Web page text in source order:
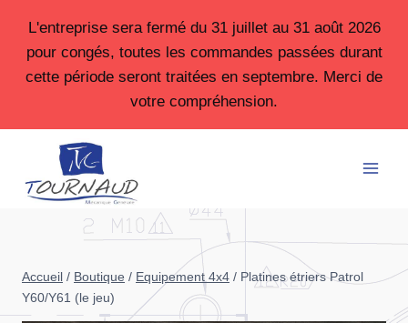
contenu
L'entreprise sera fermé du 31 juillet au 31 août 2026
pour congés, toutes les commandes passées durant
cette période seront traitées en septembre. Merci de
votre compréhension.
Accueil / Boutique / Equipement 4x4 / Platines étriers Patrol
Y60/Y61 (le jeu)